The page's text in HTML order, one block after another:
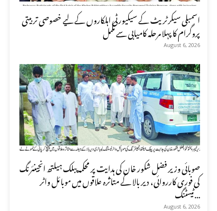
اسمبلی سیکرٹریٹ کے سیکیورٹی اہلکاروں کے لیے خصوصی تربیتی
پروگرام کا پہلا مرحلہ کامیابی سے مکمل
August 6, 2026
صوبائی وزیر فضل شکور خان کی ہدایت پر محکمہ پبلک ہیلتھ انجینئرنگ
کی فوری کارروائی، دیر بالا کے متاثرہ علاقوں میں موبائل واٹر
ٹیسٹنگ...
August 6, 2026